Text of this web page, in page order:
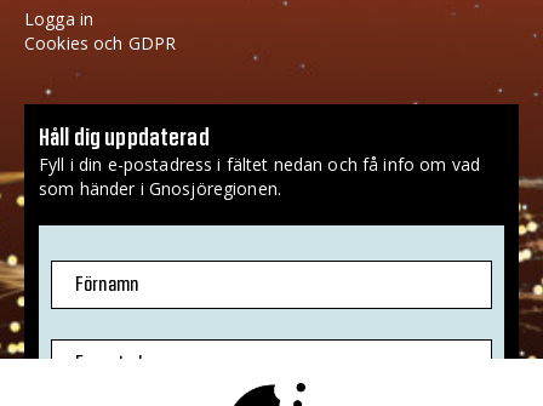
Logga in
Cookies och GDPR
Håll dig uppdaterad
Fyll i din e-postadress i fältet nedan och få info om vad
som händer i Gnosjöregionen.
Förnamn
E-postadress